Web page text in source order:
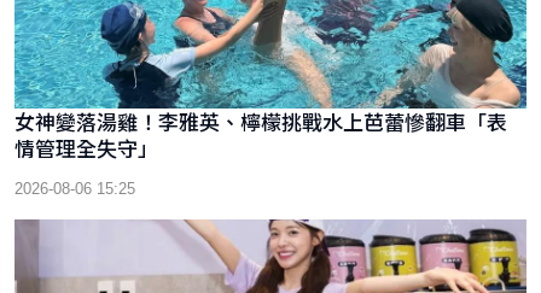
女神變落湯雞！李雅英、檸檬挑戰水上芭蕾慘翻車「表
情管理全失守」
2026-08-06 15:25